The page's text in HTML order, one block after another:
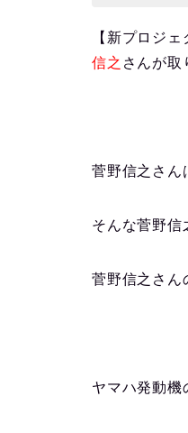
【新プロジ
信之 さんが取
菅野信之さん
そんな菅野信
菅野信之さん
ヤマハ発動機